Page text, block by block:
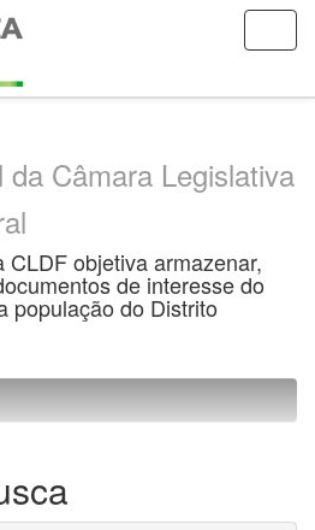
da Câmara Legislativa
objetiva armazenar,
de interesse do
população do Distrito